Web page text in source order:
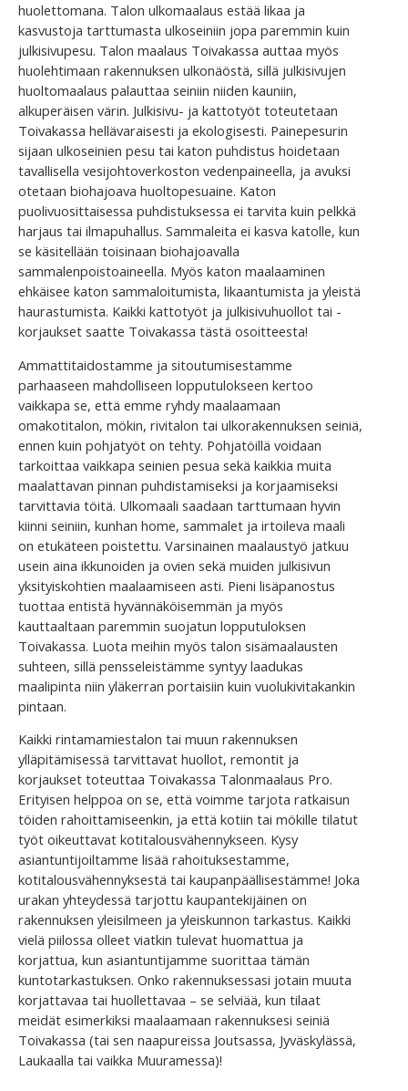
huolettomana. Talon ulkomaalaus estää likaa ja
kasvustoja tarttumasta ulkoseiniin jopa paremmin kuin
julkisivupesu. Talon maalaus Toivakassa auttaa myös
huolehtimaan rakennuksen ulkonäöstä, sillä julkisivujen
huoltomaalaus palauttaa seiniin niiden kauniin,
alkuperäisen värin. Julkisivu- ja kattotyöt toteutetaan
Toivakassa hellävaraisesti ja ekologisesti. Painepesurin
sijaan ulkoseinien pesu tai katon puhdistus hoidetaan
tavallisella vesijohtoverkoston vedenpaineella, ja avuksi
otetaan biohajoava huoltopesuaine. Katon
puolivuosittaisessa puhdistuksessa ei tarvita kuin pelkkä
harjaus tai ilmapuhallus. Sammaleita ei kasva katolle, kun
se käsitellään toisinaan biohajoavalla
sammalenpoistoaineella. Myös katon maalaaminen
ehkäisee katon sammaloitumista, likaantumista ja yleistä
haurastumista. Kaikki kattotyöt ja julkisivuhuollot tai -
korjaukset saatte Toivakassa tästä osoitteesta!
Ammattitaidostamme ja sitoutumisestamme
parhaaseen mahdolliseen lopputulokseen kertoo
vaikkapa se, että emme ryhdy maalaamaan
omakotitalon, mökin, rivitalon tai ulkorakennuksen seiniä,
ennen kuin pohjatyöt on tehty. Pohjatöillä voidaan
tarkoittaa vaikkapa seinien pesua sekä kaikkia muita
maalattavan pinnan puhdistamiseksi ja korjaamiseksi
tarvittavia töitä. Ulkomaali saadaan tarttumaan hyvin
kiinni seiniin, kunhan home, sammalet ja irtoileva maali
on etukäteen poistettu. Varsinainen maalaustyö jatkuu
usein aina ikkunoiden ja ovien sekä muiden julkisivun
yksityiskohtien maalaamiseen asti. Pieni lisäpanostus
tuottaa entistä hyvännäköisemmän ja myös
kauttaaltaan paremmin suojatun lopputuloksen
Toivakassa. Luota meihin myös talon sisämaalausten
suhteen, sillä pensseleistämme syntyy laadukas
maalipinta niin yläkerran portaisiin kuin vuolukivitakankin
pintaan.
Kaikki rintamamiestalon tai muun rakennuksen
ylläpitämisessä tarvittavat huollot, remontit ja
korjaukset toteuttaa Toivakassa Talonmaalaus Pro.
Erityisen helppoa on se, että voimme tarjota ratkaisun
töiden rahoittamiseenkin, ja että kotiin tai mökille tilatut
työt oikeuttavat kotitalousvähennykseen. Kysy
asiantuntijoiltamme lisää rahoituksestamme,
kotitalousvähennyksestä tai kaupanpäällisestämme! Joka
urakan yhteydessä tarjottu kaupantekijäinen on
rakennuksen yleisilmeen ja yleiskunnon tarkastus. Kaikki
vielä piilossa olleet viatkin tulevat huomattua ja
korjattua, kun asiantuntijamme suorittaa tämän
kuntotarkastuksen. Onko rakennuksessasi jotain muuta
korjattavaa tai huollettavaa – se selviää, kun tilaat
meidät esimerkiksi maalaamaan rakennuksesi seiniä
Toivakassa (tai sen naapureissa Joutsassa, Jyväskylässä,
Laukaalla tai vaikka Muuramessa)!